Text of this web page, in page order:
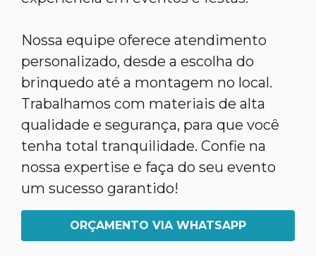
Nossa equipe oferece atendimento
personalizado, desde a escolha do
brinquedo até a montagem no local.
Trabalhamos com materiais de alta
qualidade e segurança, para que você
tenha total tranquilidade. Confie na
nossa expertise e faça do seu evento
um sucesso garantido!
ORÇAMENTO VIA WHATSAPP